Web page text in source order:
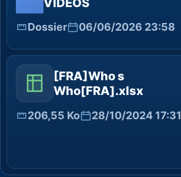
Dossier 06/06/2026 23:58
[FRA]Who s
Who[FRA].xlsx
206,55 Ko 28/10/2024 17:31